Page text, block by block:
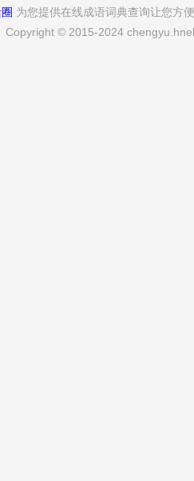
为您提供在线成语词典查询让您方
Copyright © 2015-2024